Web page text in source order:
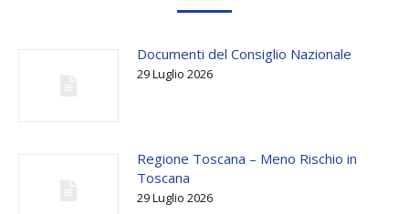
Documenti del Consiglio Nazionale
29 Luglio 2026
Regione Toscana – Meno Rischio in
Toscana
29 Luglio 2026